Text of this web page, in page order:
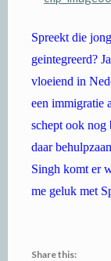
Spreekt die
geintegreerd?
vloeiend in
een immigratie
schept ook nog
daar
Singh komt er
me geluk met
Share this: